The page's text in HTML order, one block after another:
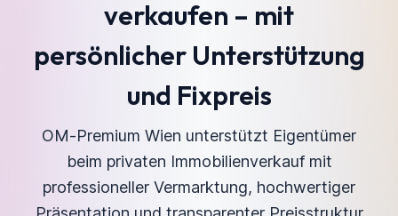
verkaufen – mit
persönlicher Unterstützung
und Fixpreis
OM-Premium Wien unterstützt Eigentümer
beim privaten Immobilienverkauf mit
professioneller Vermarktung, hochwertiger